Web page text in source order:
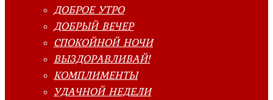
ДОБРОЕ УТРО
ДОБРЫЙ ВЕЧЕР
СПОКОЙНОЙ НОЧИ
ВЫЗДОРАВЛИВАЙ!
КОМПЛИМЕНТЫ
УДАЧНОЙ НЕДЕЛИ